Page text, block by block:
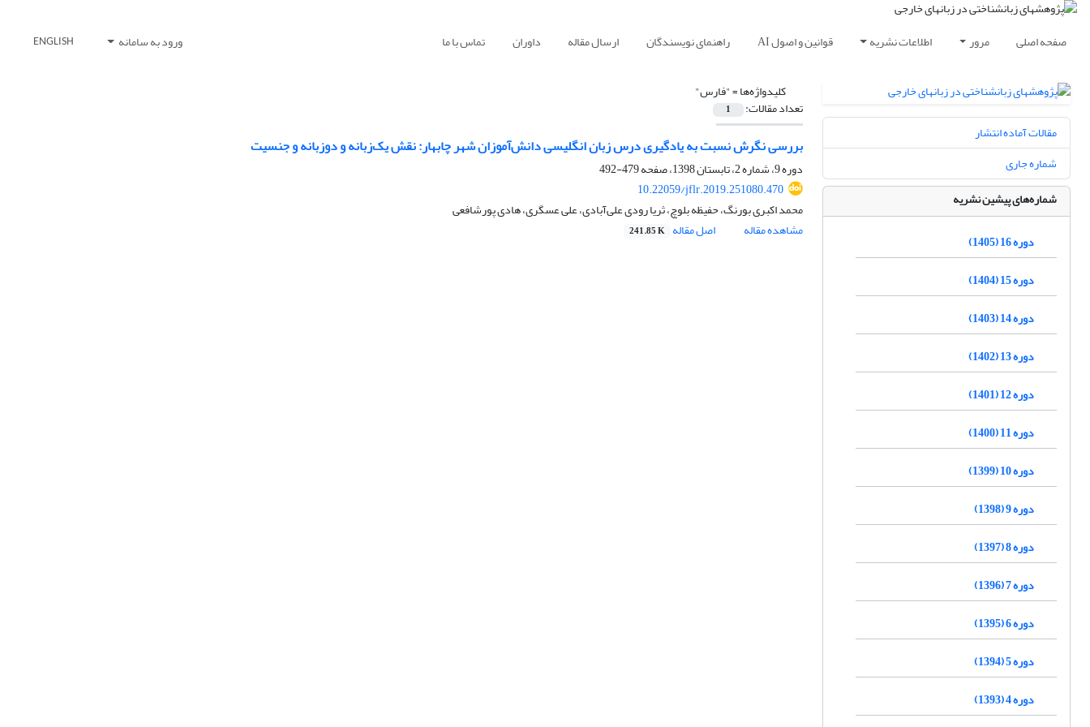
صفحه اصلی مرور اطلاعات نشریه قوانین و اصول AI راهنمای نویسندگان ارسال مقاله داوران تماس با ما ورود به سامانه ENGLISH
کلیدواژه‌ها ="فارس"
تعداد مقالات: 1
بررسی نگرش نسبت به یادگیری درس زبان انگلیسی دانش‌آموزان شهر چابهار: نقش یک‌زبانه و دوزبانه و جنسیت
دوره 9، شماره 2، تابستان 1398، صفحه
479-492
10.22059/jflr.2019.251080.470
محمد اکبری بورنگ، حفیظه بلوچ، ثریا رودی علی‌آبادی، علی عسگری، هادی پورشافعی
مشاهده مقاله
اصل مقاله 241.85 K
مقالات آماده انتشار
شماره جاری
شماره‌های پیشین نشریه
دوره 16 (1405)
دوره 15 (1404)
دوره 14 (1403)
دوره 13 (1402)
دوره 12 (1401)
دوره 11 (1400)
دوره 10 (1399)
دوره 9 (1398)
دوره 8 (1397)
دوره 7 (1396)
دوره 6 (1395)
دوره 5 (1394)
دوره 4 (1393)